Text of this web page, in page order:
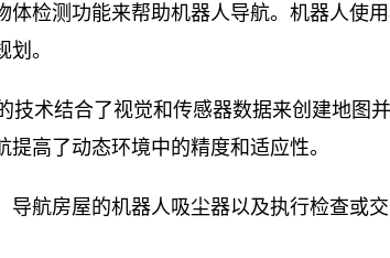
体检测功能来帮助机器人导航。机器人使
。
术结合了视觉和传感器数据来创建地图
高了动态环境中的精度和适应性。
航房屋的机器人吸尘器以及执行检查或交